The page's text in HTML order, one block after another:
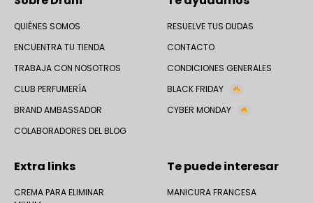
QUIÉNES SOMOS
ENCUENTRA TU TIENDA
TRABAJA CON NOSOTROS
CLUB PERFUMERÍA
BRAND AMBASSADOR
COLABORADORES DEL BLOG
RESUELVE TUS DUDAS
CONTACTO
CONDICIONES GENERALES
BLACK FRIDAY
CYBER MONDAY
Extra links
CREMA PARA ELIMINAR
Te puede interesar
MANICURA FRANCESA